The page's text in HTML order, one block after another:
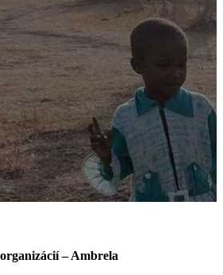
– Ambrela